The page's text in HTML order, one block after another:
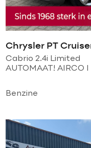
Chrysler PT
Cabrio 2.4i Limited
AUTOMAAT! AIRCO l
Chrome LMV l LEER l
STOELVERWARMING l
Benzine